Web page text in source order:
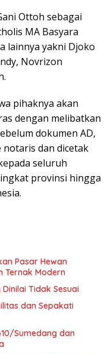
Ottoh sebagai
MA Basyara
lainnya yakni Djoko
Novrizon
pihaknya akan
dengan melibatkan
dokumen AD,
notaris dan dicetak
seluruh
provinsi hingga
Pasar Hewan
Ternak Modern
Tidak Sesuai
dan Sepakati
Sumedang dan